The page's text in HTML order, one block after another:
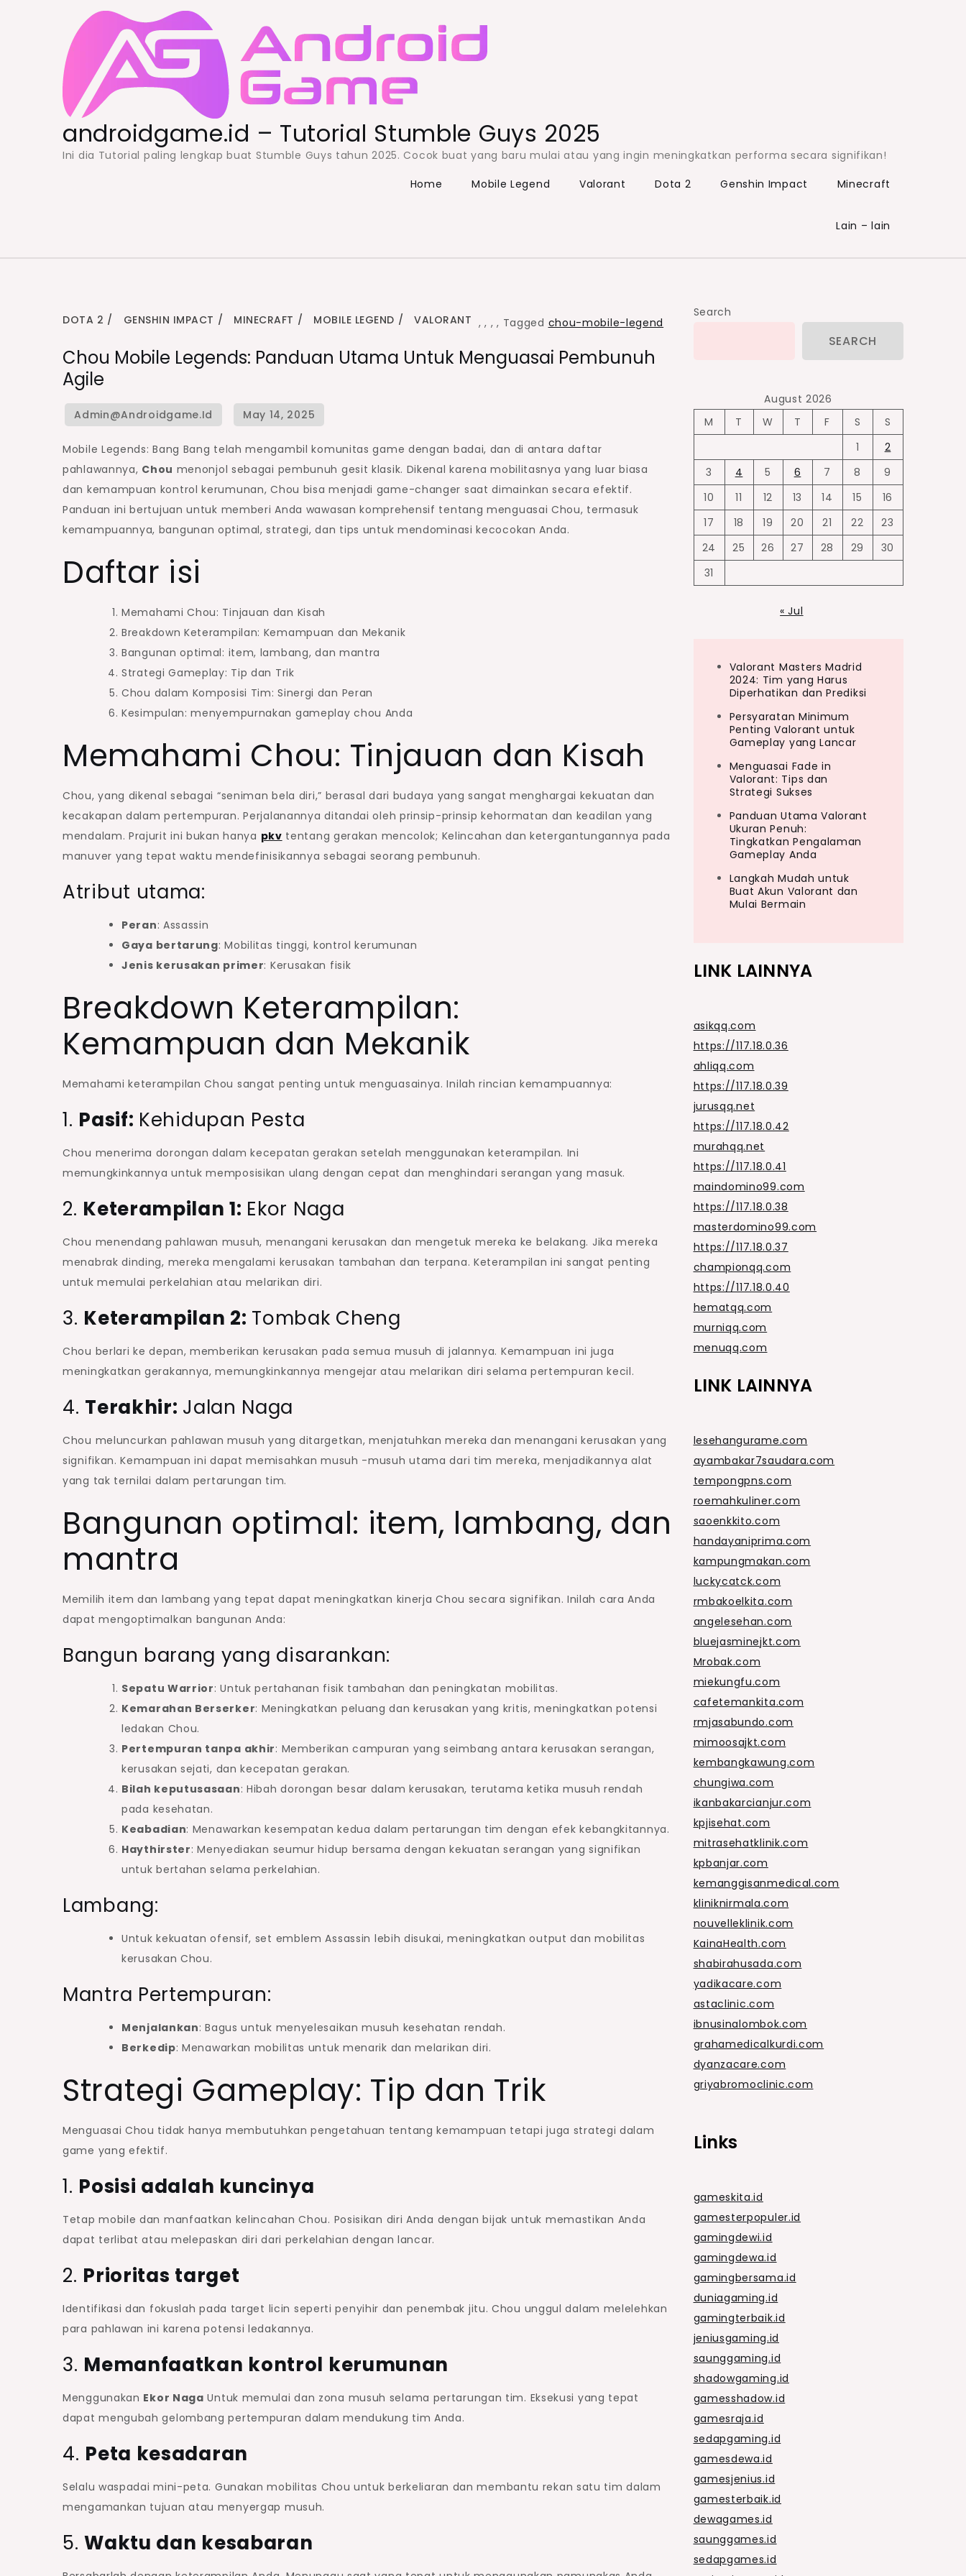
androidgame.id – Tutorial Stumble Guys 2025
Ini dia Tutorial paling lengkap buat Stumble Guys tahun 2025. Cocok buat yang baru mulai atau yang ingin meningkatkan performa secara signifikan!
Home
Mobile Legend Valorant Dota 2 Genshin Impact Minecraft
Lain – lain
DOTA 2 ,
GENSHIN IMPACT ,
MINECRAFT ,
MOBILE LEGEND ,
VALORANT Tagged chou-mobile-legend
Chou Mobile Legends: Panduan Utama Untuk Menguasai Pembunuh
Agile
Mobile Legends: Bang Bang telah mengambil komunitas game dengan badai, dan di antara daftar
pahlawannya, Chou menonjol sebagai pembunuh gesit klasik. Dikenal karena mobilitasnya yang luar biasa
dan kemampuan kontrol kerumunan, Chou bisa menjadi game-changer saat dimainkan secara efektif.
Panduan ini bertujuan untuk memberi Anda wawasan komprehensif tentang menguasai Chou, termasuk
kemampuannya, bangunan optimal, strategi, dan tips untuk mendominasi kecocokan Anda.
Daftar isi
Memahami Chou: Tinjauan dan Kisah
Breakdown Keterampilan: Kemampuan dan Mekanik
Bangunan optimal: item, lambang, dan mantra
Strategi Gameplay: Tip dan Trik
Chou dalam Komposisi Tim: Sinergi dan Peran
Kesimpulan: menyempurnakan gameplay chou Anda
Memahami Chou: Tinjauan dan Kisah
Chou, yang dikenal sebagai “seniman bela diri,” berasal dari budaya yang sangat menghargai kekuatan dan
kecakapan dalam pertempuran. Perjalanannya ditandai oleh prinsip-prinsip kehormatan dan keadilan yang
mendalam. Prajurit ini bukan hanya pkv tentang gerakan mencolok; Kelincahan dan ketergantungannya pada
manuver yang tepat waktu mendefinisikannya sebagai seorang pembunuh.
Atribut utama:
Peran: Assassin
Gaya bertarung: Mobilitas tinggi, kontrol kerumunan
Jenis kerusakan primer: Kerusakan fisik
Breakdown Keterampilan:
Kemampuan dan Mekanik
Memahami keterampilan Chou sangat penting untuk menguasainya. Inilah rincian kemampuannya:
1. Pasif: Kehidupan Pesta
Chou menerima dorongan dalam kecepatan gerakan setelah menggunakan keterampilan. Ini
memungkinkannya untuk memposisikan ulang dengan cepat dan menghindari serangan yang masuk.
2. Keterampilan 1: Ekor Naga
Chou menendang pahlawan musuh, menangani kerusakan dan mengetuk mereka ke belakang. Jika mereka
menabrak dinding, mereka mengalami kerusakan tambahan dan terpana. Keterampilan ini sangat penting
untuk memulai perkelahian atau melarikan diri.
3. Keterampilan 2: Tombak Cheng
Chou berlari ke depan, memberikan kerusakan pada semua musuh di jalannya. Kemampuan ini juga
meningkatkan gerakannya, memungkinkannya mengejar atau melarikan diri selama pertempuran kecil.
4. Terakhir: Jalan Naga
Chou meluncurkan pahlawan musuh yang ditargetkan, menjatuhkan mereka dan menangani kerusakan yang
signifikan. Kemampuan ini dapat memisahkan musuh -musuh utama dari tim mereka, menjadikannya alat
yang tak ternilai dalam pertarungan tim.
Bangunan optimal: item, lambang, dan
mantra
Memilih item dan lambang yang tepat dapat meningkatkan kinerja Chou secara signifikan. Inilah cara Anda
dapat mengoptimalkan bangunan Anda:
Bangun barang yang disarankan:
Sepatu Warrior: Untuk pertahanan fisik tambahan dan peningkatan mobilitas.
Kemarahan Berserker: Meningkatkan peluang dan kerusakan yang kritis, meningkatkan potensi
ledakan Chou.
Pertempuran tanpa akhir: Memberikan campuran yang seimbang antara kerusakan serangan,
kerusakan sejati, dan kecepatan gerakan.
Bilah keputusasaan: Hibah dorongan besar dalam kerusakan, terutama ketika musuh rendah
pada kesehatan.
Keabadian: Menawarkan kesempatan kedua dalam pertarungan tim dengan efek kebangkitannya.
Haythirster: Menyediakan seumur hidup bersama dengan kekuatan serangan yang signifikan
untuk bertahan selama perkelahian.
Lambang:
Untuk kekuatan ofensif, set emblem Assassin lebih disukai, meningkatkan output dan mobilitas
kerusakan Chou.
Mantra Pertempuran:
Menjalankan: Bagus untuk menyelesaikan musuh kesehatan rendah.
Berkedip: Menawarkan mobilitas untuk menarik dan melarikan diri.
Strategi Gameplay: Tip dan Trik
Menguasai Chou tidak hanya membutuhkan pengetahuan tentang kemampuan tetapi juga strategi dalam
game yang efektif.
1. Posisi adalah kuncinya
Tetap mobile dan manfaatkan kelincahan Chou. Posisikan diri Anda dengan bijak untuk memastikan Anda
dapat terlibat atau melepaskan diri dari perkelahian dengan lancar.
2. Prioritas target
Identifikasi dan fokuslah pada target licin seperti penyihir dan penembak jitu. Chou unggul dalam melelehkan
para pahlawan ini karena potensi ledakannya.
3. Memanfaatkan kontrol kerumunan
Menggunakan Ekor Naga Untuk memulai dan zona musuh selama pertarungan tim. Eksekusi yang tepat
dapat mengubah gelombang pertempuran dalam mendukung tim Anda.
4. Peta kesadaran
Selalu waspadai mini-peta. Gunakan mobilitas Chou untuk berkeliaran dan membantu rekan satu tim dalam
mengamankan tujuan atau menyergap musuh.
5.Waktu dan kesabaran
Search
SEARCH
August 2026
M
T W T F S
S
1
2
3
4 5 6 7 8
9
10
11 12 13 14 15
16
17
18 19 20 21 22
23
24
25 26 27 28 29
30
31
« Jul
Valorant Masters Madrid
2024: Tim yang Harus
Diperhatikan dan Prediksi
Persyaratan Minimum
Penting Valorant untuk
Gameplay yang Lancar
Menguasai Fade in
Valorant: Tips dan
Strategi Sukses
Panduan Utama Valorant
Ukuran Penuh:
Tingkatkan Pengalaman
Gameplay Anda
Langkah Mudah untuk
Buat Akun Valorant dan
Mulai Bermain
LINK LAINNYA
asikqq.com
https://117.18.0.36
ahliqq.com
https://117.18.0.39
jurusqq.net
https://117.18.0.42
murahqq.net
https://117.18.0.41
maindomino99.com
https://117.18.0.38
masterdomino99.com
https://117.18.0.37
championqq.com
https://117.18.0.40
hematqq.com
murniqq.com
menuqq.com
LINK LAINNYA
lesehangurame.com
ayambakar7saudara.com
tempongpns.com
roemahkuliner.com
saoenkkito.com
handayaniprima.com
kampungmakan.com
luckycatck.com
rmbakoelkita.com
angelesehan.com
bluejasminejkt.com
Mrobak.com
miekungfu.com
cafetemankita.com
rmjasabundo.com
mimoosajkt.com
kembangkawung.com
chungiwa.com
ikanbakarcianjur.com
kpjisehat.com
mitrasehatklinik.com
kpbanjar.com
kemanggisanmedical.com
kliniknirmala.com
nouvelleklinik.com
KainaHealth.com
shabirahusada.com
yadikacare.com
astaclinic.com
ibnusinalombok.com
grahamedicalkurdi.com
dyanzacare.com
griyabromoclinic.com
Links
gameskita.id
gamesterpopuler.id
gamingdewi.id
gamingdewa.id
gamingbersama.id
duniagaming.id
gamingterbaik.id
jeniusgaming.id
saunggaming.id
shadowgaming.id
gamesshadow.id
gamesraja.id
sedapgaming.id
gamesdewa.id
gamesjenius.id
gamesterbaik.id
dewagames.id
saunggames.id
sedapgames.id